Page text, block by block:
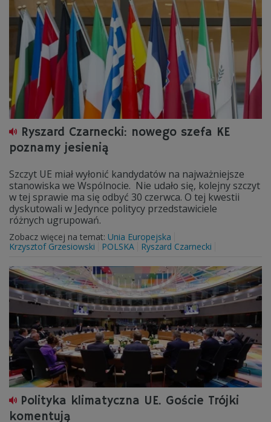
Ryszard Czarnecki: nowego szefa KE
poznamy jesienią
Szczyt UE miał wyłonić kandydatów na najważniejsze
stanowiska we Wspólnocie. Nie udało się, kolejny szczyt
w tej sprawie ma się odbyć 30 czerwca. O tej kwestii
dyskutowali w Jedynce politycy przedstawiciele
różnych ugrupowań.
Zobacz więcej na temat: Unia Europejska
Krzysztof Grzesiowski
POLSKA Ryszard Czarnecki
Polityka klimatyczna UE. Goście Trójki
komentują